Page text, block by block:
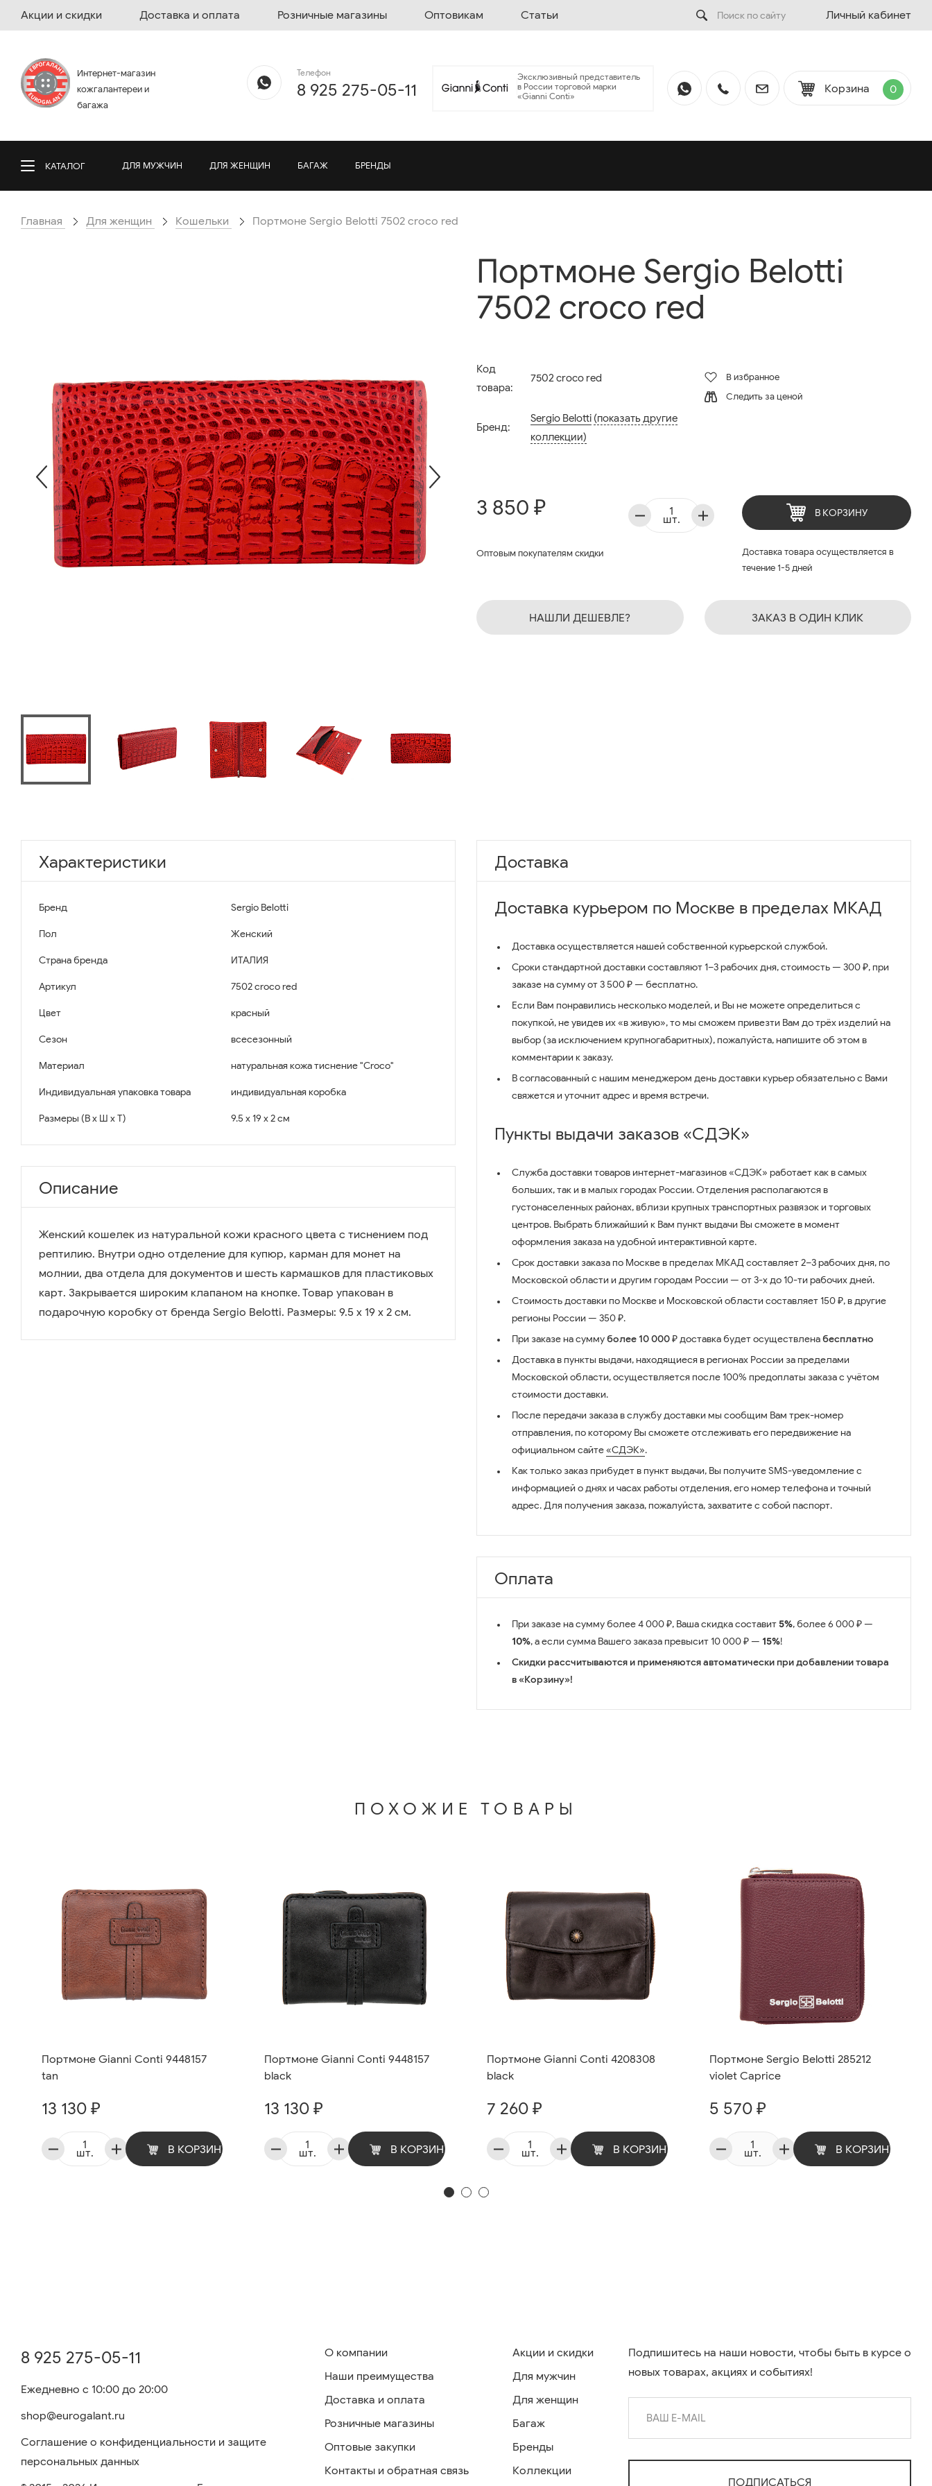
Акции и скидки Доставка и оплата Розничные магазины Оптовикам Статьи Личный кабинет
Интернет-магазин
кожгалантереи и
багажа
Телефон
8 925 275-05-11
Эксклюзивный представитель
в России торговой марки
«Gianni Conti»
Корзина 0
КАТАЛОГ ДЛЯ МУЖЧИН ДЛЯ ЖЕНЩИН БАГАЖ БРЕНДЫ
Главная Для женщин Кошельки Портмоне Sergio Belotti 7502 croco red
Портмоне Sergio Belotti
7502 croco red
Код
товара:
7502 croco red
Бренд:
Sergio Belotti (показать другие
коллекции)
В избранное
Следить за ценой
3 850 ₽
Оптовым покупателям скидки
шт. В КОРЗИНУ
Доставка товара осуществляется в
течение 1-5 дней
НАШЛИ ДЕШЕВЛЕ? ЗАКАЗ В ОДИН КЛИК
Характеристики
Бренд Sergio Belotti
Пол Женский
Страна бренда ИТАЛИЯ
Артикул 7502 croco red
Цвет красный
Сезон всесезонный
Материал натуральная кожа тиснение "Croco"
Индивидуальная упаковка товара индивидуальная коробка
Размеры (В x Ш x Т) 9.5 x 19 x 2 см
Описание
Женский кошелек из натуральной кожи красного цвета с тиснением под
рептилию. Внутри одно отделение для купюр, карман для монет на
молнии, два отдела для документов и шесть кармашков для пластиковых
карт. Закрывается широким клапаном на кнопке. Товар упакован в
подарочную коробку от бренда Sergio Belotti. Размеры: 9.5 х 19 х 2 см.
Доставка
Доставка курьером по Москве в пределах МКАД
Доставка осуществляется нашей собственной курьерской службой.
Сроки стандартной доставки составляют 1–3 рабочих дня, стоимость — 300 ₽, при
заказе на сумму от 3 500 ₽ — бесплатно.
Если Вам понравились несколько моделей, и Вы не можете определиться с
покупкой, не увидев их «в живую», то мы сможем привезти Вам до трёх изделий на
выбор (за исключением крупногабаритных), пожалуйста, напишите об этом в
комментарии к заказу.
В согласованный с нашим менеджером день доставки курьер обязательно с Вами
свяжется и уточнит адрес и время встречи.
Пункты выдачи заказов «СДЭК»
Служба доставки товаров интернет-магазинов «СДЭК» работает как в самых
больших, так и в малых городах России. Отделения располагаются в
густонаселенных районах, вблизи крупных транспортных развязок и торговых
центров. Выбрать ближайший к Вам пункт выдачи Вы сможете в момент
оформления заказа на удобной интерактивной карте.
Срок доставки заказа по Москве в пределах МКАД составляет 2–3 рабочих дня, по
Московской области и другим городам России — от 3-х до 10-ти рабочих дней.
Стоимость доставки по Москве и Московской области составляет 150 ₽, в другие
регионы России — 350 ₽.
При заказе на суммуболее 10 000 ₽доставка будет осуществленабесплатно
Доставка в пункты выдачи, находящиеся в регионах России за пределами
Московской области, осуществляется после 100% предоплаты заказа с учётом
стоимости доставки.
После передачи заказа в службу доставки мы сообщим Вам трек-номер
отправления, по которому Вы сможете отслеживать его передвижение на
официальном сайте«СДЭК».
Как только заказ прибудет в пункт выдачи, Вы получите SMS-уведомление с
информацией о днях и часах работы отделения, его номер телефона и точный
адрес. Для получения заказа, пожалуйста, захватите с собой паспорт.
Оплата
При заказе на сумму более 4 000 ₽, Ваша скидка составит5%, более 6 000 ₽ —
10%, а если сумма Вашего заказа превысит 10 000 ₽ — 15%!
Скидки рассчитываются и применяются автоматически при добавлении товара
в «Корзину»!
ПОХОЖИЕ ТОВАРЫ
Портмоне Gianni Conti 9448157
tan
13 130 ₽
шт. В КОРЗИНУ
Портмоне Gianni Conti 9448157
black
13 130 ₽
шт. В КОРЗИНУ
Портмоне Gianni Conti 4208308
black
7 260 ₽
шт. В КОРЗИНУ
Портмоне Sergio Belotti 285212
violet Caprice
5 570 ₽
шт. В КОРЗИНУ
8 925 275-05-11
Ежедневно с 10:00 до 20:00
shop@eurogalant.ru
Соглашение о конфиденциальности и защите
персональных данных
О компании
Наши преимущества
Доставка и оплата
Розничные магазины
Оптовые закупки
Контакты и обратная связь
Акции и скидки
Для мужчин
Для женщин
Багаж
Бренды
Коллекции
Подпишитесь на наши новости, чтобы быть в курсе о
новых товарах, акциях и событиях!